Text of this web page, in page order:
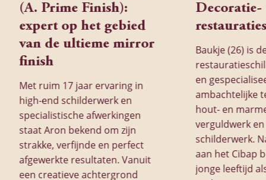
(A. Prime Finish):
expert op het gebied
van de ultieme mirror
finish
Met ruim 17 jaar ervaring in
high-end schilderwerk en
specialistische afwerkingen
staat Aron bekend om zijn
strakke, verfijnde en perfect
afgewerkte resultaten. Vanuit
een creatieve achtergrond
Decoratie-
Baukje (26) is
en
ambachtelijke
hout- en
verguldwerk
schilderwerk.
aan het Cibap
jonge leeftijd